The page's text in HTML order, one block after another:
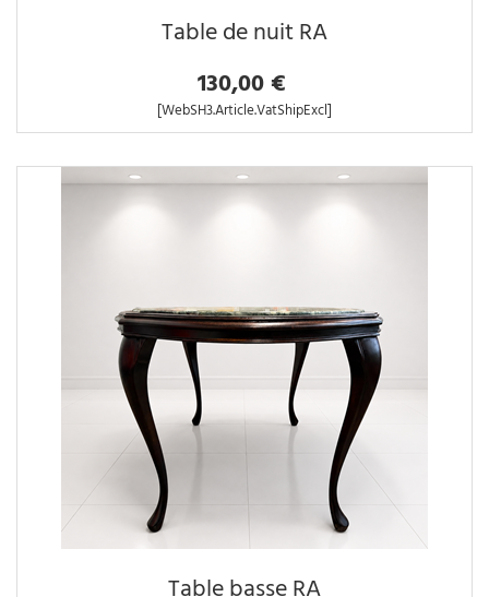
Table de nuit RA
130,00 €
[WebSH3.Article.VatShipExcl]
Table basse RA